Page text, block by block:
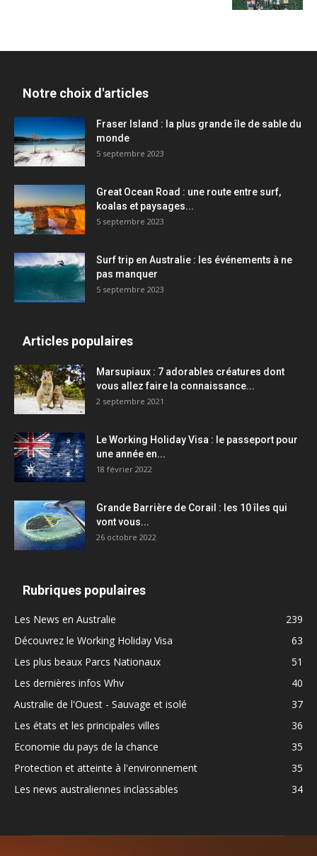
Notre choix d'articles
Fraser Island : la plus grande île de sable du
monde
5 septembre 2023
Great Ocean Road : une route entre surf,
koalas et paysages...
5 septembre 2023
Surf trip en Australie : les événements à ne
pas manquer
5 septembre 2023
Articles populaires
Marsupiaux : 7 adorables créatures dont
vous allez faire la connaissance...
2 septembre 2021
Le Working Holiday Visa : le passeport pour
une année en...
18 février 2022
Grande Barrière de Corail : les 10 îles qui
vont vous...
26 octobre 2022
Rubriques populaires
Les News en Australie
239
Découvrez le Working Holiday Visa
63
Les plus beaux Parcs Nationaux
51
Les dernières infos Whv
40
Australie de l'Ouest - Sauvage et isolé
37
Les états et les principales villes
36
Economie du pays de la chance
35
Protection et atteinte à l'environnement
35
Les news australiennes inclassables
34